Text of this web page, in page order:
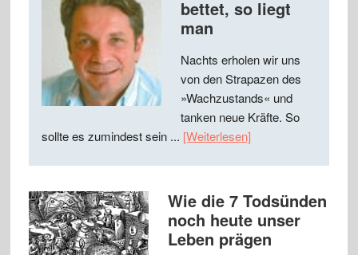
bettet, so liegt
man
Nachts erholen wir uns
von den Strapazen des
»Wachzustands« und
tanken neue Kräfte. So
sollte es zumindest sein ... [Weiterlesen]
Wie die 7 Todsünden
noch heute unser
Leben prägen